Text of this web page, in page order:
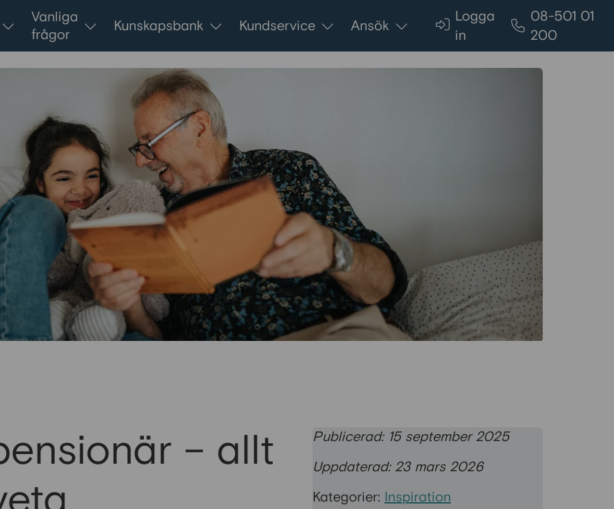
Vanliga
frågor
Kunskapsbank Kundservice Ansök
Logga
in
08-501 01
200
– allt
Publicerad: 15 september 2025
Uppdaterad: 23 mars 2026
Kategorier: Inspiration